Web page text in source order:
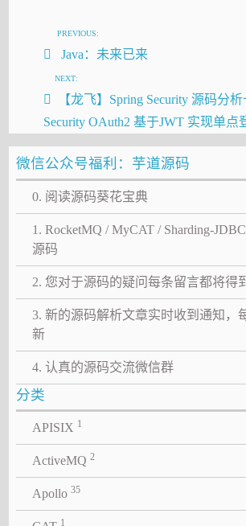
PREVIOUS:
Java：未来已来
NEXT:
【龙飞】Spring Security 源码分
Security OAuth2 基于JWT 实现单点
微信公众号福利：芋道源码
0. 阅读源码葵花宝典
1. RocketMQ / MyCAT / Sharding-
源码
2. 您对于源码的疑问每条留言都将得
3. 新的源码解析文章实时收到通知，
新
4. 认真的源码交流微信群
分类
APISIX 1
ActiveMQ 2
Apollo 35
1